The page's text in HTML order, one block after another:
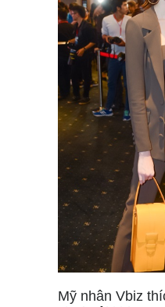
Mỹ nhân Vbiz